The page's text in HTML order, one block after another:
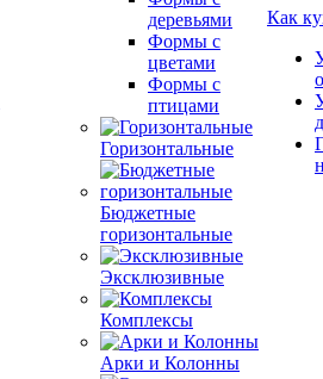
деревьями
Формы с
цветами
Формы с
птицами
Горизонтальные
Бюджетные
горизонтальные
Эксклюзивные
Комплексы
Арки и Колонны
Как